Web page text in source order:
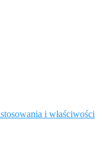
i właściwości